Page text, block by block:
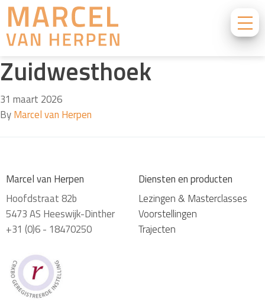
Zuidwesthoek
31 maart 2026
ByMarcel van Herpen
Marcel van Herpen
Hoofdstraat 82b
5473 AS Heeswijk-Dinther
+31 (0)6 - 18470250
Diensten en producten
Lezingen & Masterclasses
Voorstellingen
Trajecten